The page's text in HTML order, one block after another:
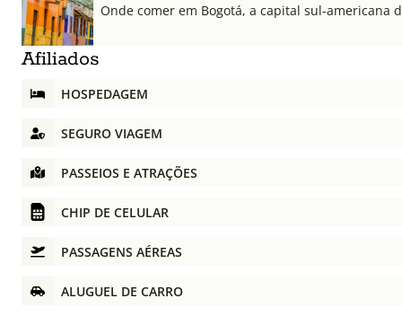
Onde comer em Bogotá, a capital sul-americana
Afiliados
HOSPEDAGEM
SEGURO VIAGEM
PASSEIOS E ATRAÇÕES
CHIP DE CELULAR
PASSAGENS AÉREAS
ALUGUEL DE CARRO